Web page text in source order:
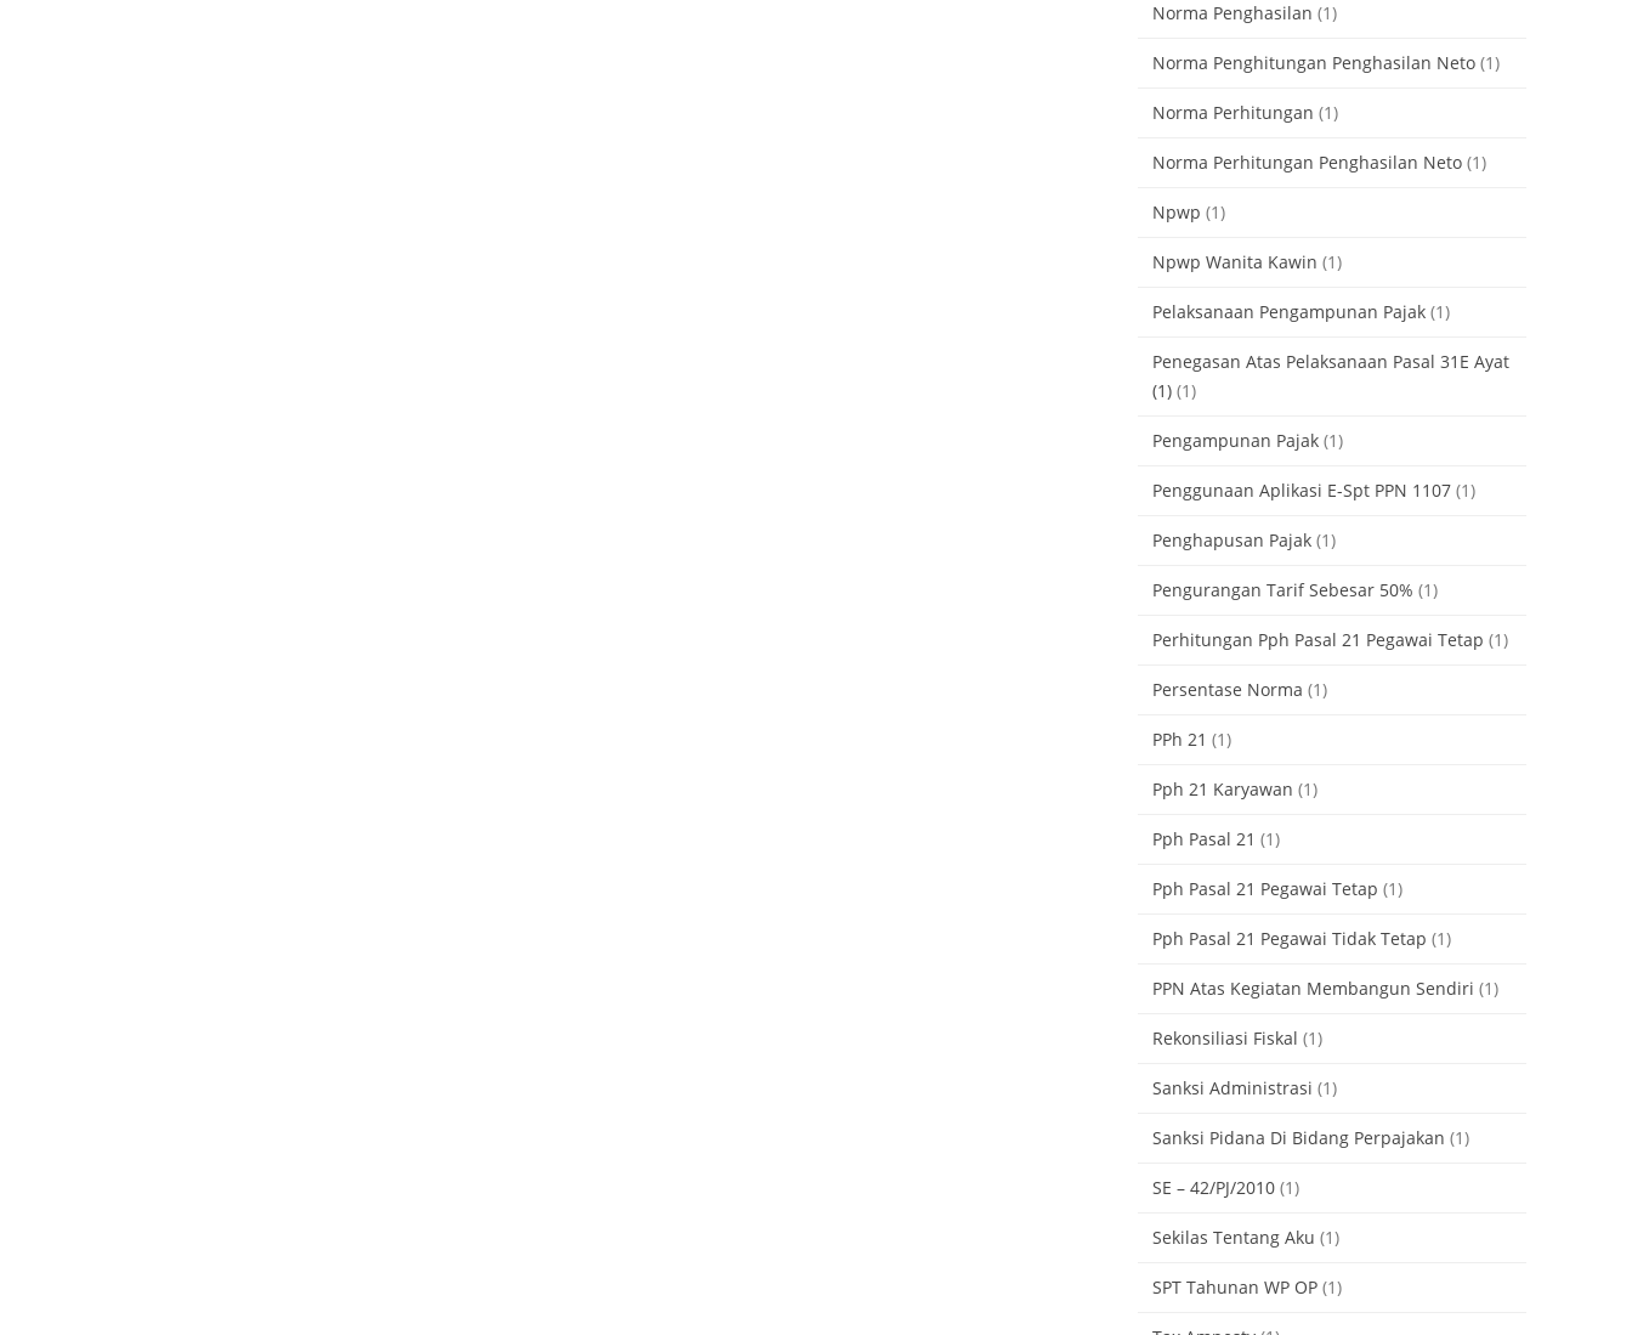
Norma Penghasilan (1)
Norma Penghitungan Penghasilan Neto (1)
Norma Perhitungan (1)
Norma Perhitungan Penghasilan Neto (1)
Npwp (1)
Npwp Wanita Kawin (1)
Pelaksanaan Pengampunan Pajak (1)
Penegasan Atas Pelaksanaan Pasal 31E Ayat
(1) (1)
Pengampunan Pajak (1)
Penggunaan Aplikasi E-Spt PPN 1107 (1)
Penghapusan Pajak (1)
Pengurangan Tarif Sebesar 50% (1)
Perhitungan Pph Pasal 21 Pegawai Tetap (1)
Persentase Norma (1)
PPh 21 (1)
Pph 21 Karyawan (1)
Pph Pasal 21 (1)
Pph Pasal 21 Pegawai Tetap (1)
Pph Pasal 21 Pegawai Tidak Tetap (1)
PPN Atas Kegiatan Membangun Sendiri (1)
Rekonsiliasi Fiskal (1)
Sanksi Administrasi (1)
Sanksi Pidana Di Bidang Perpajakan (1)
SE – 42/PJ/2010 (1)
Sekilas Tentang Aku (1)
SPT Tahunan WP OP (1)